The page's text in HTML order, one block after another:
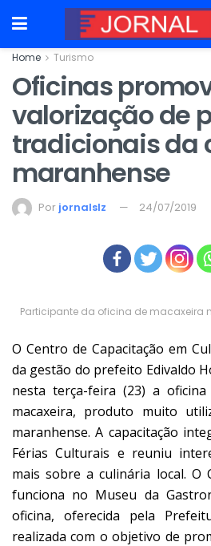
Home Turismo
Oficinas
valorização de
tradicionais da
maranhense
Por jornalslz 24/07/2019
Participante da oficina de macaxeira
O Centro de Capacitação em
da gestão do prefeito Edivaldo
nesta terça-feira (23) a
macaxeira, produto muito
maranhense. A capacitação
Férias Culturais e reuniu
mais sobre a culinária local. O
funciona no Museu da
oficina, oferecida pela
realizada com o objetivo de